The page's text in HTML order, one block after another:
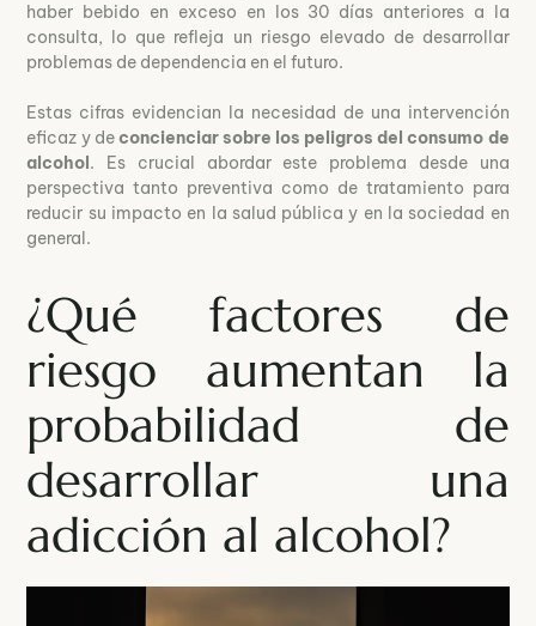
haber bebido en exceso en los 30 días anteriores a la
consulta, lo que refleja un riesgo elevado de desarrollar
problemas de dependencia en el futuro.
Estas cifras evidencian la necesidad de una intervención
eficaz y deconcienciar sobre los peligros del consumo de
alcohol. Es crucial abordar este problema desde una
perspectiva tanto preventiva como de tratamiento para
reducir su impacto en la salud pública y en la sociedad en
general.
¿Qué factores de
riesgo aumentan la
probabilidad de
desarrollar una
adicción al alcohol?